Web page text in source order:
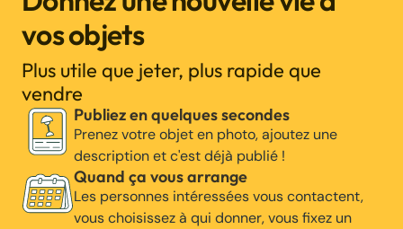
vos objets
Plus utile que jeter, plus rapide que
vendre
Publiez en quelques secondes
Prenez votre objet en photo, ajoutez une
description et c'est déjà publié !
Quand ça vous arrange
Les personnes intéressées vous contactent,
vous choisissez à qui donner, vous fixez un